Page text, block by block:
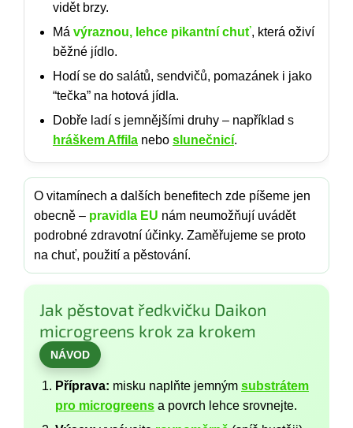
vidět brzy.
Má výraznou, lehce pikantní chuť, která oživí
běžné jídlo.
Hodí se do salátů, sendvičů, pomazánek i jako
“tečka” na hotová jídla.
Dobře ladí s jemnějšími druhy – například s
hráškem Affila nebo slunečnicí.
O vitamínech a dalších benefitech zde píšeme jen
obecně – pravidla EU nám neumožňují uvádět
podrobné zdravotní účinky. Zaměřujeme se proto
na chuť, použití a pěstování.
Jak pěstovat ředkvičku Daikon
microgreens krok za krokem
NÁVOD
Příprava: misku naplňte jemným substrátem
pro microgreens a povrch lehce srovnejte.